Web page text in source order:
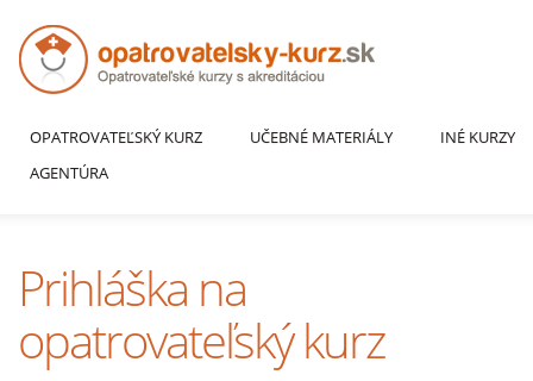
OPATROVATEĽSKÝ KURZ UČEBNÉ MATERIÁLY
INÉ KURZY
AGENTÚRA
Prihláška na
opatrovateľský kurz